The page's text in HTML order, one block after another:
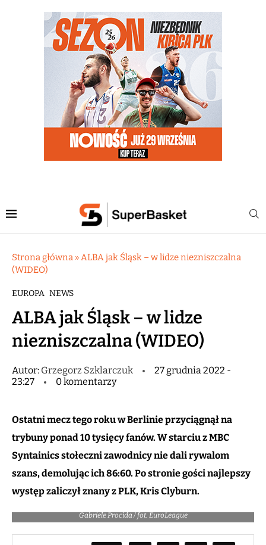
Strona główna »ALBA jak Śląsk – w lidze niezniszczalna
(WIDEO)
EUROPA NEWS
ALBA jak Śląsk – w lidze
niezniszczalna (WIDEO)
Autor: Grzegorz Szklarczuk
27 grudnia 2022 -
23:27
0 komentarzy
Ostatni mecz tego roku w Berlinie przyciągnął na
trybuny ponad 10 tysięcy fanów. W starciu z MBC
Syntainics stołeczni zawodnicy nie dali rywalom
szans, demolując ich 86:60. Po stronie gości najlepszy
występ zaliczył znany z PLK, Kris Clyburn.
Gabriele Procida / fot. EuroLeague